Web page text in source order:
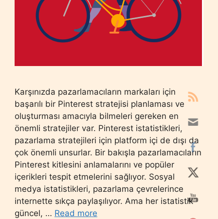
Karşınızda pazarlamacıların markaları için
başarılı bir Pinterest stratejisi planlaması ve
oluşturması amacıyla bilmeleri gereken en
önemli stratejiler var. Pinterest istatistikleri,
pazarlama stratejileri için platform içi de dışı da
çok önemli unsurlar. Bir bakışla pazarlamacıların
Pinterest kitlesini anlamalarını ve popüler
içerikleri tespit etmelerini sağlıyor. Sosyal
medya istatistikleri, pazarlama çevrelerince
internette sıkça paylaşılıyor. Ama her istatistik
güncel, … Read more